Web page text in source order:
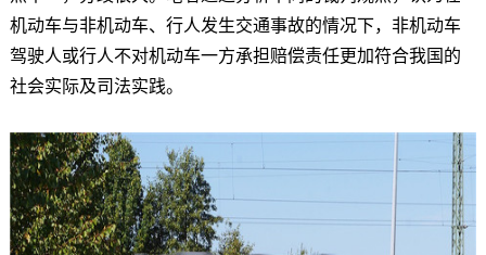
机动车与非机动车、行人发生交通事故的情况下，非机动车
驾驶人或行人不对机动车一方承担赔偿责任更加符合我国的
社会实际及司法实践。